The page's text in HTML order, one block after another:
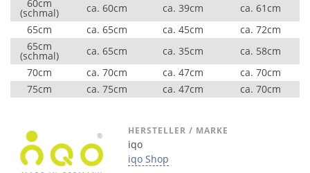
60cm
(schmal) ca. 60cm ca. 39cm
ca. 61cm
65cm
ca. 65cm ca. 45cm
ca. 72cm
65cm
(schmal) ca. 65cm ca. 35cm
ca. 58cm
70cm
ca. 70cm ca. 47cm
ca. 70cm
75cm
ca. 75cm ca. 47cm ca. 70cm
HERSTELLER / MARKE
iqo
iqo Shop